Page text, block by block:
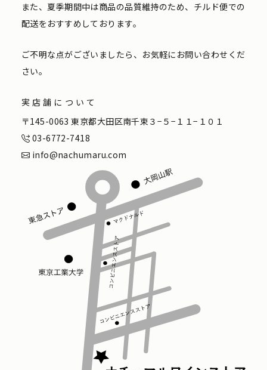
また、夏季期間中は商品の品質維持のため、チルド便での
配送をおすすめしております。
ご不明な点がございましたら、お気軽にお問い合わせくだ
さい。
実店舗について
〒145-0063 東京都大田区南千束３−５−１１−１０１
03-6772-7418
info@nachumaru.com